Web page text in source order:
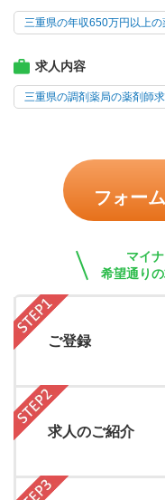
三重県の年収650万円以上の
求人内容
三重県の調剤薬局の薬剤師
フォー
マイ
希望通り
ご登録
求人のご紹介